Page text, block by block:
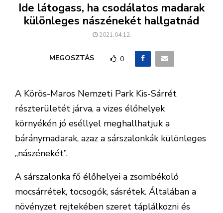
Ide látogass, ha csodálatos madarak
különleges nászénekét hallgatnád
2021.04.12.
MEGOSZTÁS 0
A Körös-Maros Nemzeti Park Kis-Sárrét
részterületét járva, a vizes élőhelyek
környékén jó eséllyel meghallhatjuk a
báránymadarak, azaz a sárszalonkák különleges
„nászénekét”.
A sárszalonka fő élőhelyei a zsombékoló
mocsárrétek, tocsogók, sásrétek. Általában a
növényzet rejtekében szeret táplálkozni és